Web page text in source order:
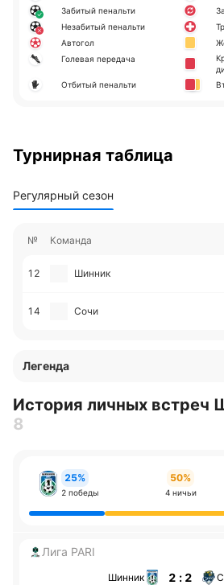
Забитый пенальти
Незабитый пенальти
Автогол
Голевая передача
Отбитый пенальти
Турнирная таблица
Регулярный сезон
№ Команда
12 Шинник
14 Сочи
Легенда
История личных встреч
8
25%
2 победы
50%
4 ничьи
Лига PARI
Шинник 2 : 2